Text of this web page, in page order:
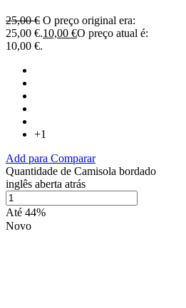
25,00€ O preço original era:
25,00 €.10,00 €O preço atual é:
10,00 €.
+1
Add para Comparar
Quantidade de Camisola bordado
inglês aberta atrás
Até 44%
Novo